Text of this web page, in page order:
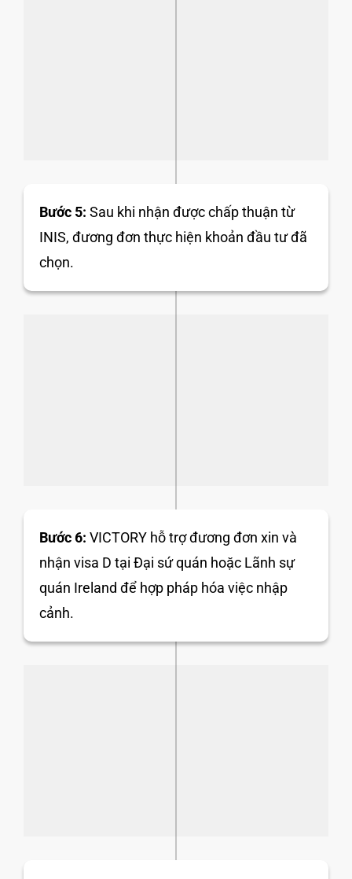
Bước 5: Sau khi nhận được chấp thuận từ
INIS, đương đơn thực hiện khoản đầu tư đã
chọn.
Bước 6: VICTORY hỗ trợ đương đơn xin và
nhận visa D tại Đại sứ quán hoặc Lãnh sự
quán Ireland để hợp pháp hóa việc nhập
cảnh.